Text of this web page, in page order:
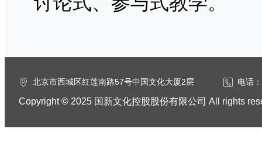
北京市西城区红莲南路57号中国文化大厦2层 电话
Copyright © 2025 国新文化控股股份有限公司 All rights